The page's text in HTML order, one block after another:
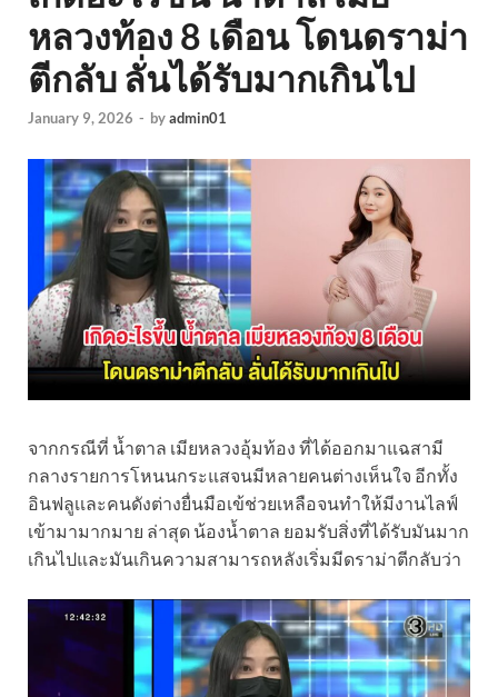
หลวงท้อง 8 เดือน โดนดราม่า
ตีกลับ ลั่นได้รับมากเกินไป
January 9, 2026 - byadmin01
จากกรณีที่ น้ำตาล เมียหลวงอุ้มท้อง ที่ได้ออกมาแฉสามี
กลางรายการโหนนกระแสจนมีหลายคนต่างเห็นใจ อีกทั้ง
อินฟลูเเละคนดังต่างยื่นมือเข้ช่วยเหลือจนทำให้มีงานไลฟ์
เข้ามามากมาย ล่าสุด น้องน้ำตาล ยอมรับสิ่งที่ได้รับมันมาก
เกินไปและมันเกินความสามารถหลังเริ่มมีดราม่าตีกลับว่า